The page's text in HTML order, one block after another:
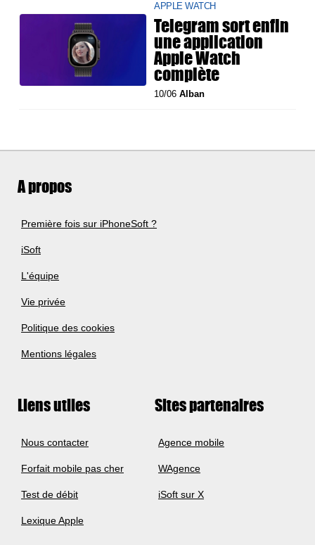
APPLE WATCH
Telegram sort enfin
une application
Apple Watch
complète
10/06Alban
A propos
Première fois sur iPhoneSoft ?
iSoft
L'équipe
Vie privée
Politique des cookies
Mentions légales
Liens utiles
Nous contacter
Forfait mobile pas cher
Test de débit
Lexique Apple
Sites partenaires
Agence mobile
WAgence
iSoft sur X